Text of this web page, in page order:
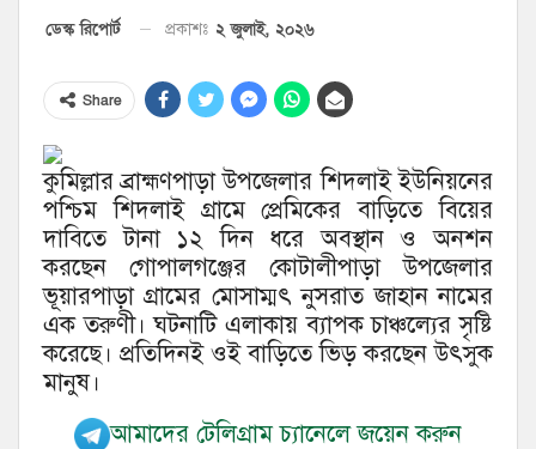
ডেস্ক রিপোর্ট প্রকাশঃ ২ জুলাই, ২০২৬
Share
কুমিল্লার ব্রাহ্মণপাড়া উপজেলার শিদলাই ইউনিয়নের
পশ্চিম শিদলাই গ্রামে প্রেমিকের বাড়িতে বিয়ের
দাবিতে টানা ১২ দিন ধরে অবস্থান ও অনশন
করছেন গোপালগঞ্জের কোটালীপাড়া উপজেলার
ভূয়ারপাড়া গ্রামের মোসাম্মৎ নুসরাত জাহান নামের
এক তরুণী। ঘটনাটি এলাকায় ব্যাপক চাঞ্চল্যের সৃষ্টি
করেছে। প্রতিদিনই ওই বাড়িতে ভিড় করছেন উৎসুক
মানুষ।
আমাদের টেলিগ্রাম চ্যানেলে জয়েন করুন